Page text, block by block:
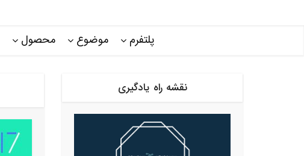
پلتفرم موضوع محصول
نقشه راه یادگیری